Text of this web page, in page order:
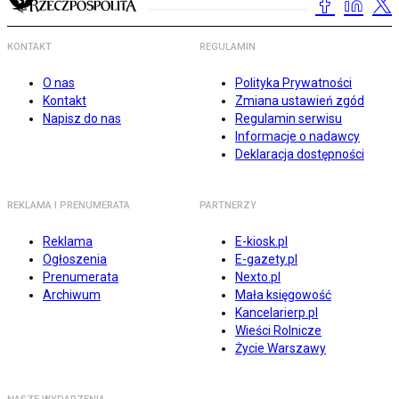
KONTAKT
O nas
Kontakt
Napisz do nas
REGULAMIN
Polityka Prywatności
Zmiana ustawień zgód
Regulamin serwisu
Informacje o nadawcy
Deklaracja dostępności
REKLAMA I PRENUMERATA
Reklama
Ogłoszenia
Prenumerata
Archiwum
PARTNERZY
E-kiosk.pl
E-gazety.pl
Nexto.pl
Mała księgowość
Kancelarierp.pl
Wieści Rolnicze
Życie Warszawy